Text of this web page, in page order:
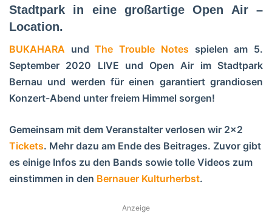
Stadtpark in eine großartige Open Air –
Location.
BUKAHARA undThe Trouble Notes spielen am 5.
September 2020 LIVE und Open Air im Stadtpark
Bernau und werden für einen garantiert grandiosen
Konzert-Abend unter freiem Himmel sorgen!
Gemeinsam mit dem Veranstalter verlosen wir 2×2
Tickets. Mehr dazu am Ende des Beitrages. Zuvor gibt
es einige Infos zu den Bands sowie tolle Videos zum
einstimmen in den Bernauer Kulturherbst.
Anzeige